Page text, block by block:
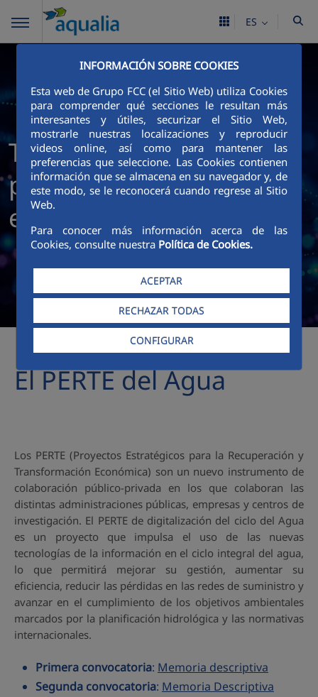
INFORMACIÓN SOBRE COOKIES
Esta web de Grupo FCC (el Sitio Web) utiliza Cookies
para comprender qué secciones le resultan más
interesantes y útiles, securizar el Sitio Web,
mostrarle nuestras localizaciones y reproducir
videos online, así como para mantener las
preferencias que seleccione. Las Cookies contienen
información que se almacena en su navegador y, de
este modo, se le reconocerá cuando regrese al Sitio
Web.
Para conocer más información acerca de las
Cookies, consulte nuestra Política de Cookies.
ACEPTAR
RECHAZAR TODAS
CONFIGURAR
ES
Tecnología e innovación
para una gestión
eficiente del agua
El PERTE del Agua
Los PERTE (Proyectos Estratégicos para la Recuperación y
Transformación Económica) son un nuevo instrumento de
colaboración público-privada en los que colaboran las
distintas administraciones públicas, empresas y centros de
investigación. El PERTE de digitalización del ciclo del Agua
es un proyecto que impulsa el uso de las nuevas
tecnologías de la información en el ciclo integral del agua,
lo que permitirá mejorar su gestión, aumentar su
eficiencia, reducir las pérdidas en las redes de suministro y
avanzar en el cumplimiento de los objetivos ambientales
marcados por la planificación hidrológica y las normativas
internacionales.
Primera convocatoria: Memoria descriptiva
Segunda convocatoria: Memoria Descriptiva